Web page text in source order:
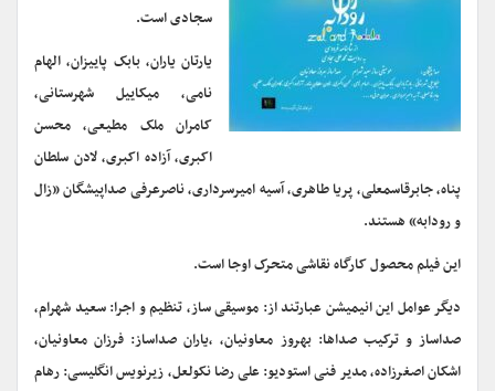
سجادی است.
یارتان یاران، بابک پاییزان، الهام
نامی، میکاییل شهرستانی،
کامران ملک مطیعی، محسن
اکبری، آزاده اکبری، لادن سلطان
پناه، جابرقاسمعلی، پریا طاهری، آسیه امیرسرداری، ناصرعرفی صداپیشگان «زال
و رودابه» هستند.
این فیلم محصول کارگاه نقاشی متحرک اوجا است.
دیگر عوامل این انیمیشن عبارتند از: موسیقی ساز، تنظیم و اجرا: سعید شهرام،
صداساز و ترکیب صداها: بهروز معاونیان، ،یاران صداساز: فرزان معاونیان،
اشکان اصغرزاده، مدیر فنی استودیو: علی رضا نکولعل، زیرنویس انگلیسی: رهام